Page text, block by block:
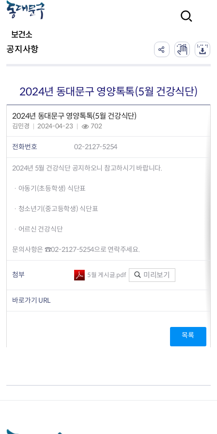
보건소
공지사항
2024년 동대문구 영양톡톡(5월 건강식단)
2024년 동대문구 영양톡톡(5월 건강식단)
김민경 2024-04-23 702
전화번호 02-2127-5254
2024년 5월 건강식단 공지하오니 참고하시기 바랍니다.
· 아동기(초등학생) 식단표
· 청소년기(중고등학생) 식단표
· 어르신 건강식단
문의사항은 ☎02-2127-5254으로 연락주세요.
첨부 5월 게시글.pdf 미리보기
바로가기 URL
목록